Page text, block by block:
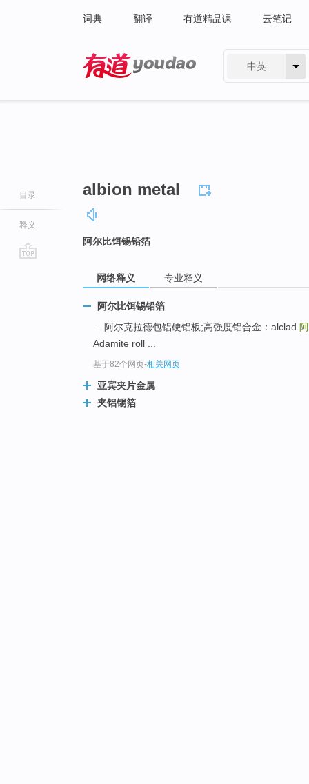
词典 翻译 有道精品课 云笔记
中英
目录
释义
albion metal
阿尔比饵锡铅箔
网络释义 专业释义
阿尔比饵锡铅箔
... 阿尔克拉德包铝硬铝板;高强度铝合金：alclad
Adamite roll ...
基于82个网页-相关网页
亚宾夹片金属
夹铝锡箔